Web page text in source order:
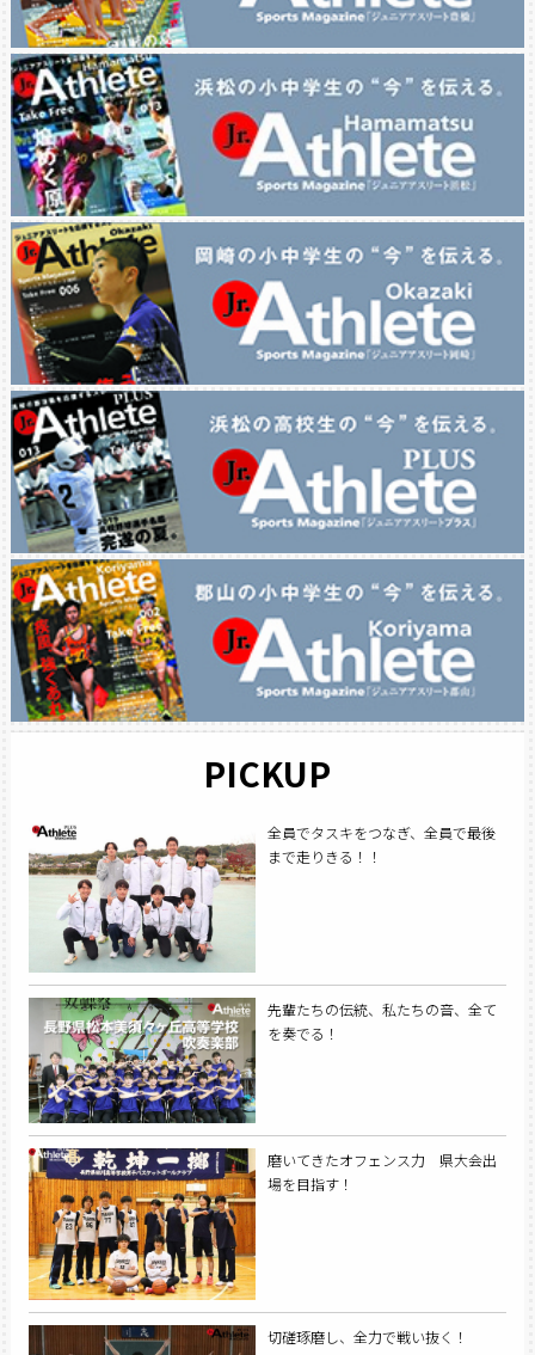
PICKUP
全員でタスキをつなぎ、全員で最後
まで走りきる！！
先輩たちの伝統、私たちの音、全て
を奏でる！
磨いてきたオフェンス力 県大会出
場を目指す！
切磋琢磨し、全力で戦い抜く！